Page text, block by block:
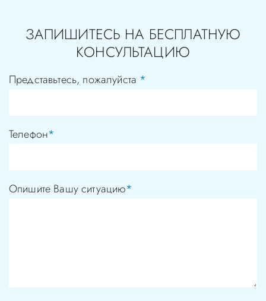
ЗАПИШИТЕСЬ НА БЕСПЛАТНУЮ
КОНСУЛЬТАЦИЮ
Представьтесь, пожалуйста *
Телефон*
Опишите Вашу ситуацию*